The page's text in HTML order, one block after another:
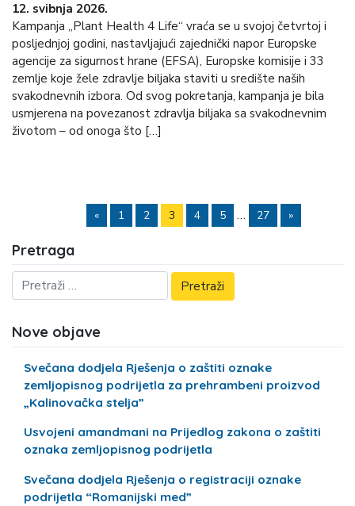
12. svibnja 2026.
Kampanja „Plant Health 4 Life“ vraća se u svojoj četvrtoj i
posljednjoj godini, nastavljajući zajednički napor Europske
agencije za sigurnost hrane (EFSA), Europske komisije i 33
zemlje koje žele zdravlje biljaka staviti u središte naših
svakodnevnih izbora. Od svog pokretanja, kampanja je bila
usmjerena na povezanost zdravlja biljaka sa svakodnevnim
životom – od onoga što […]
« 1 2 3 4 5 … 27 »
Pretraga
Nove objave
Svečana dodjela Rješenja o zaštiti oznake
zemljopisnog podrijetla za prehrambeni proizvod
„Kalinovačka stelja”
Usvojeni amandmani na Prijedlog zakona o zaštiti
oznaka zemljopisnog podrijetla
Svečana dodjela Rješenja o registraciji oznake
podrijetla “Romanijski med”